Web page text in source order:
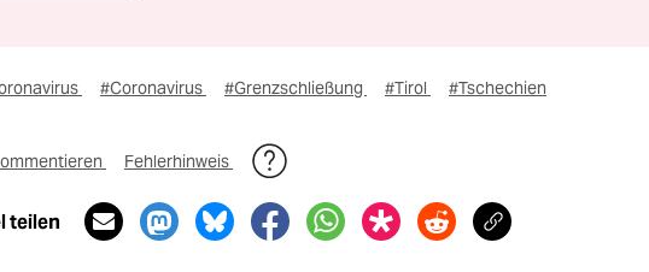
#Coronavirus #Grenzschließung #Tirol #Tschechien
Fehlerhinweis
teilen